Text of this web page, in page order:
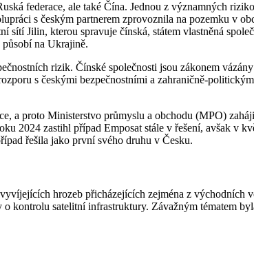
federace, ale také Čína. Jednou z významných
s českým partnerem zprovoznila na pozemku v
sítí Jilin, kterou spravuje čínská, státem vlastněná
na Ukrajině.
rizik. Čínské společnosti jsou zákonem
s českými bezpečnostními a zahraničně-
a proto Ministerstvo průmyslu a obchodu (MPO)
2024 zastihl případ Emposat stále v řešení, avšak v
řešila jako první svého druhu v Česku.
hrozeb přicházejících zejména z
kontrolu satelitní infrastruktury. Závažným tématem